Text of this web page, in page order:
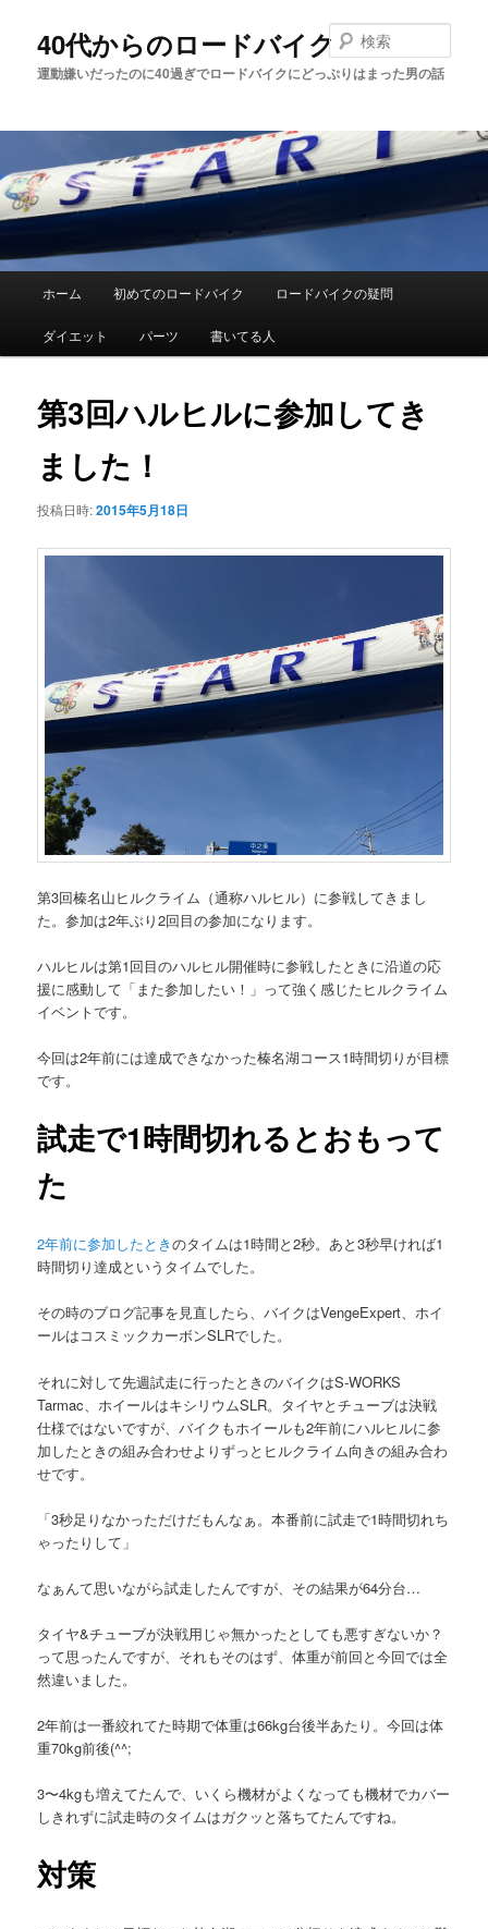
テ
ツ
へ
移
40代からのロードバイク
運動嫌いだったのに40過ぎでロードバイクにどっぷりはまった男の話
索
ン
ホーム 初めてのロードバイク ロードバイクの疑問
ダイエット パーツ 書いてる人
第3回ハルヒルに参加してき
ました！
投稿日時:2015年5月18日
第3回榛名山ヒルクライム（通称ハルヒル）に参戦してきまし
た。参加は2年ぶり2回目の参加になります。
ハルヒルは第1回目のハルヒル開催時に参戦したときに沿道の応
援に感動して「また参加したい！」って強く感じたヒルクライム
イベントです。
今回は2年前には達成できなかった榛名湖コース1時間切りが目標
です。
試走で1時間切れるとおもって
た
2年前に参加したときのタイムは1時間と2秒。あと3秒早ければ1
時間切り達成というタイムでした。
その時のブログ記事を見直したら、バイクはVengeExpert、ホイ
ールはコスミックカーボンSLRでした。
それに対して先週試走に行ったときのバイクはS-WORKS
Tarmac、ホイールはキシリウムSLR。タイヤとチューブは決戦
仕様ではないですが、バイクもホイールも2年前にハルヒルに参
加したときの組み合わせよりずっとヒルクライム向きの組み合わ
せです。
「3秒足りなかっただけだもんなぁ。本番前に試走で1時間切れち
ゃったりして」
なぁんて思いながら試走したんですが、その結果が64分台…
タイヤ&チューブが決戦用じゃ無かったとしても悪すぎないか？
って思ったんですが、それもそのはず、体重が前回と今回では全
然違いました。
2年前は一番絞れてた時期で体重は66kg台後半あたり。今回は体
重70kg前後(^^;
3〜4kgも増えてたんで、いくら機材がよくなっても機材でカバー
しきれずに試走時のタイムはガクッと落ちてたんですね。
対策